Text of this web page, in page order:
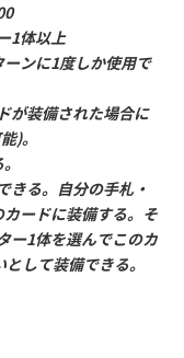
1体以上
ンに1度しか使用で
が装備された場合に
)。
る。自分の手札・
ードに装備する。そ
ー1体を選んでこのカ
して装備できる。